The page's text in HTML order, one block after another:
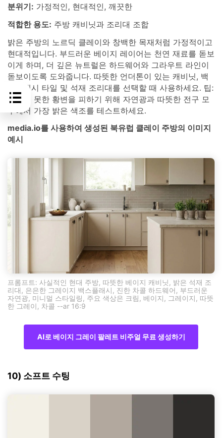
분위기: 가정적인, 현대적인, 깨끗한
적합한 용도: 주방 캐비닛과 조리대 조합
밝은 주방의 노르딕 클레이와 창백한 목재처럼 가정적이고
현대적입니다. 부드러운 베이지 레이어는 천연 재료를 돋보
이게 하며, 더 깊은 뉴트럴은 하드웨어와 그라우트 라인이
돋보이도록 도와줍니다. 따뜻한 언더톤이 있는 캐비닛, 백
스플래시 타일 및 석재 조리대를 선택할 때 사용하세요. 팁:
예상치 못한 황변을 피하기 위해 자연광과 따뜻한 전구 모
두에서 가장 밝은 색조를 테스트하세요.
media.io를 사용하여 생성된 북유럽 클레이 주방의 이미지
예시
프롬프트: 사실적인 현대 주방, 따뜻한 베이지 캐비닛, 밝은 석재 조
리대, 은은한 그레이지 백스플래시, 진한 차콜 하드웨어, 부드러운
자연광, 미니멀 스타일링, 주요 색상은 크림, 베이지, 그레이지, 따뜻
한 그레이, 차콜 --ar 16:9
AI로 베이지 그레이 팔레트 비주얼 무료 생성하기
10) 소프트 수팅